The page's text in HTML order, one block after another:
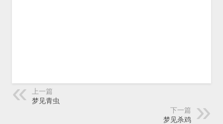
上一篇
梦见青虫
下一篇
梦见杀鸡